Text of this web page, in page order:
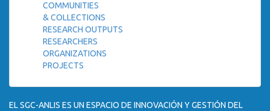
COMMUNITIES
& COLLECTIONS
RESEARCH OUTPUTS
RESEARCHERS
ORGANIZATIONS
PROJECTS
EL SGC-ANLIS ES UN ESPACIO DE INNOVACIÓN Y GESTIÓN DEL